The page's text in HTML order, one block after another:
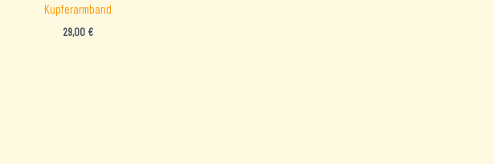
Kupferarmband
29,00 €